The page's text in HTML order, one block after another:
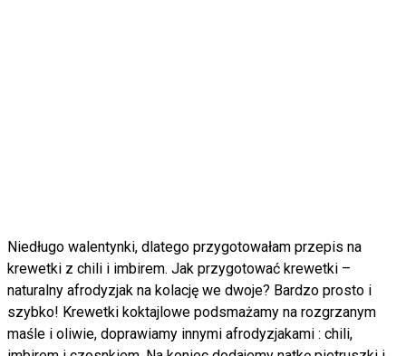
Niedługo walentynki, dlatego przygotowałam przepis na
krewetki z chili i imbirem. Jak przygotować krewetki –
naturalny afrodyzjak na kolację we dwoje? Bardzo prosto i
szybko! Krewetki koktajlowe podsmażamy na rozgrzanym
maśle i oliwie, doprawiamy innymi afrodyzjakami : chili,